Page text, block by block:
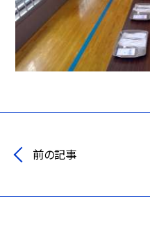
前の記事